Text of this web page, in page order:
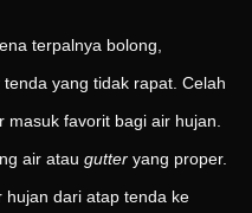
terpalnya bolong,
yang tidak rapat. Celah
favorit bagi air hujan.
air atau gutter yang proper.
hujan dari atap tenda ke